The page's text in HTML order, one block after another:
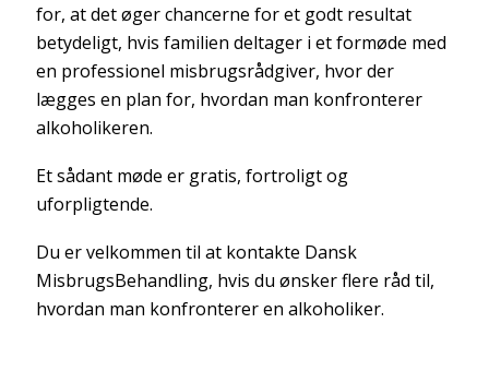
for, at det øger chancerne for et godt resultat
betydeligt, hvis familien deltager i et formøde med
en professionel misbrugsrådgiver, hvor der
lægges en plan for, hvordan man konfronterer
alkoholikeren.
Et sådant møde er gratis, fortroligt og
uforpligtende.
Du er velkommen til at kontakte Dansk
MisbrugsBehandling, hvis du ønsker flere råd til,
hvordan man konfronterer en alkoholiker.